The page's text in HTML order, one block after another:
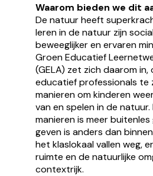
Waarom bieden we dit
De natuur heeft
leren in de natuur zijn
beweeglijker en ervaren
Groen Educatief
(GELA) zet zich daarom in,
educatief professionals te
manieren om kinderen
van en spelen in de natuur.
manieren is meer buitenles
geven is anders dan
het klaslokaal vallen weg,
ruimte en de natuurlijke
contextrijk.